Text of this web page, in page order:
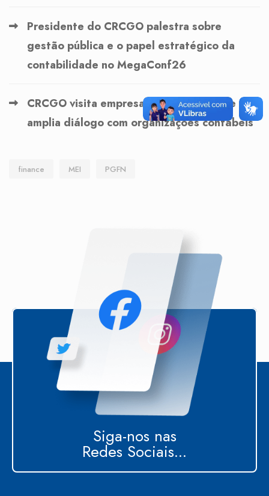
Presidente do CRCGO palestra sobre
gestão pública e o papel estratégico da
contabilidade no MegaConf26
CRCGO visita empresa de contabilidade e
amplia diálogo com organizações contábeis
finance MEI PGFN
Siga-nos nas
Redes Sociais...